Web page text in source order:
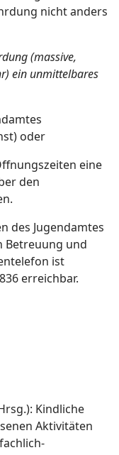
nicht anders
(massive,
ein unmittelbares
oder
eine
den
des Jugendamtes
Betreuung und
ist
erreichbar.
Kindliche
Aktivitäten